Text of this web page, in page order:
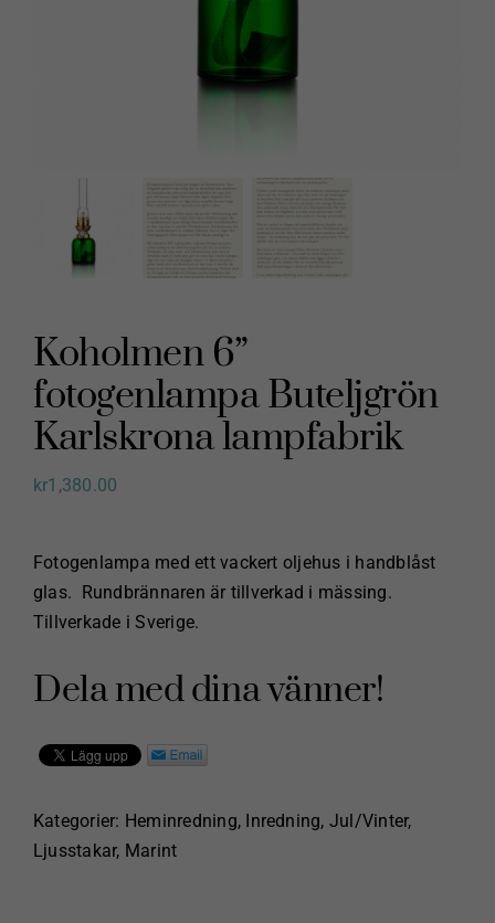
Koholmen 6”
fotogenlampa Buteljgrön
Karlskrona lampfabrik
kr1,380.00
Fotogenlampa med ett vackert oljehus i handblåst
glas. Rundbrännaren är tillverkad i mässing.
Tillverkade i Sverige.
Dela med dina vänner!
Kategorier: Heminredning, Inredning, Jul/Vinter,
Ljusstakar, Marint